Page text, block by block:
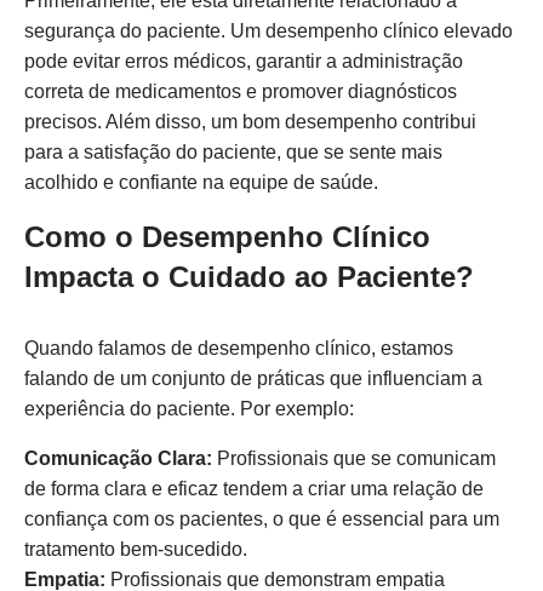
segurança do paciente. Um desempenho clínico elevado
pode evitar erros médicos, garantir a administração
correta de medicamentos e promover diagnósticos
precisos. Além disso, um bom desempenho contribui
para a satisfação do paciente, que se sente mais
acolhido e confiante na equipe de saúde.
Como o Desempenho Clínico
Impacta o Cuidado ao Paciente?
Quando falamos de desempenho clínico, estamos
falando de um conjunto de práticas que influenciam a
experiência do paciente. Por exemplo:
Comunicação Clara: Profissionais que se comunicam
de forma clara e eficaz tendem a criar uma relação de
confiança com os pacientes, o que é essencial para um
tratamento bem-sucedido.
Empatia: Profissionais que demonstram empatia